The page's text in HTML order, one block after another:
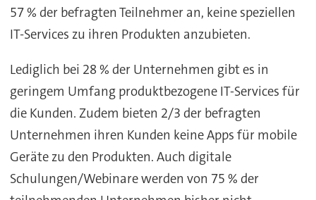
57 % der befragten Teilnehmer an, keine speziellen
IT-Services zu ihren Produkten anzubieten.
Lediglich bei 28 % der Unternehmen gibt es in
geringem Umfang produktbezogene IT-Services für
die Kunden. Zudem bieten 2/3 der befragten
Unternehmen ihren Kunden keine Apps für mobile
Geräte zu den Produkten. Auch digitale
Schulungen/Webinare werden von 75 % der